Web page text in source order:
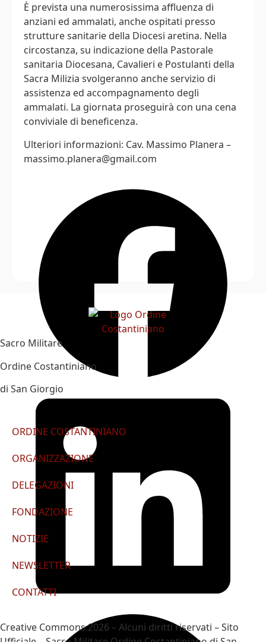
È prevista una numerosissima affluenza di
anziani ed ammalati, anche ospitati presso
strutture sanitarie della Diocesi aretina. Nella
circostanza, su indicazione della Pastorale
sanitaria Diocesana, Cavalieri e Postulanti della
Sacra Milizia svolgeranno anche servizio di
assistenza ed accompagnamento degli
ammalati. La giornata proseguirà con una cena
conviviale di beneficenza.
Ulteriori informazioni: Cav. Massimo Planera –
massimo.planera@gmail.com
Sacro Militare
Ordine Costantiniano
di San Giorgio
ORDINE COSTANTINIANO
ORGANIZZAZIONE
DELEGAZIONI
FONDAZIONE
NOTIZIE
NEWSLETTER
CONTATTI
Creative Commons 2026 – Alcuni diritti riservati – Sito